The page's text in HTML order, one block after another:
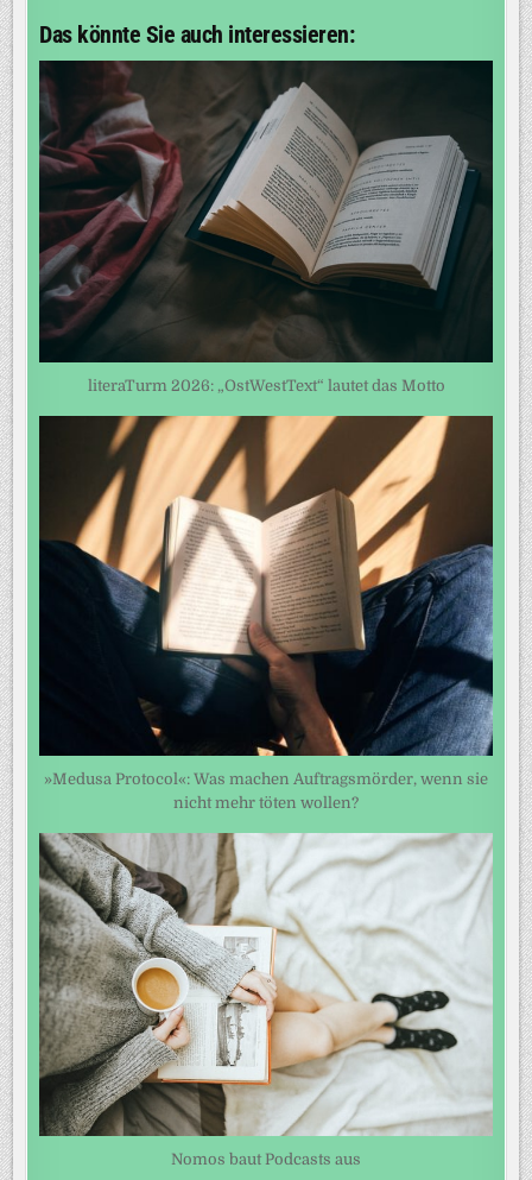
Das könnte Sie auch interessieren:
literaTurm 2026: „OstWestText“ lautet das Motto
»Medusa Protocol«: Was machen Auftragsmörder, wenn sie
nicht mehr töten wollen?
Nomos baut Podcasts aus